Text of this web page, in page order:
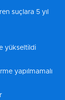
suçlara 5 yıl
yükseltildi
yapılmamalı